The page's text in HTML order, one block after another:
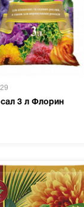
3 л Флорин